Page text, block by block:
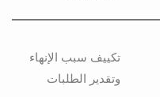
تكييف سبب الإنهاء
وتقدير الطلبات